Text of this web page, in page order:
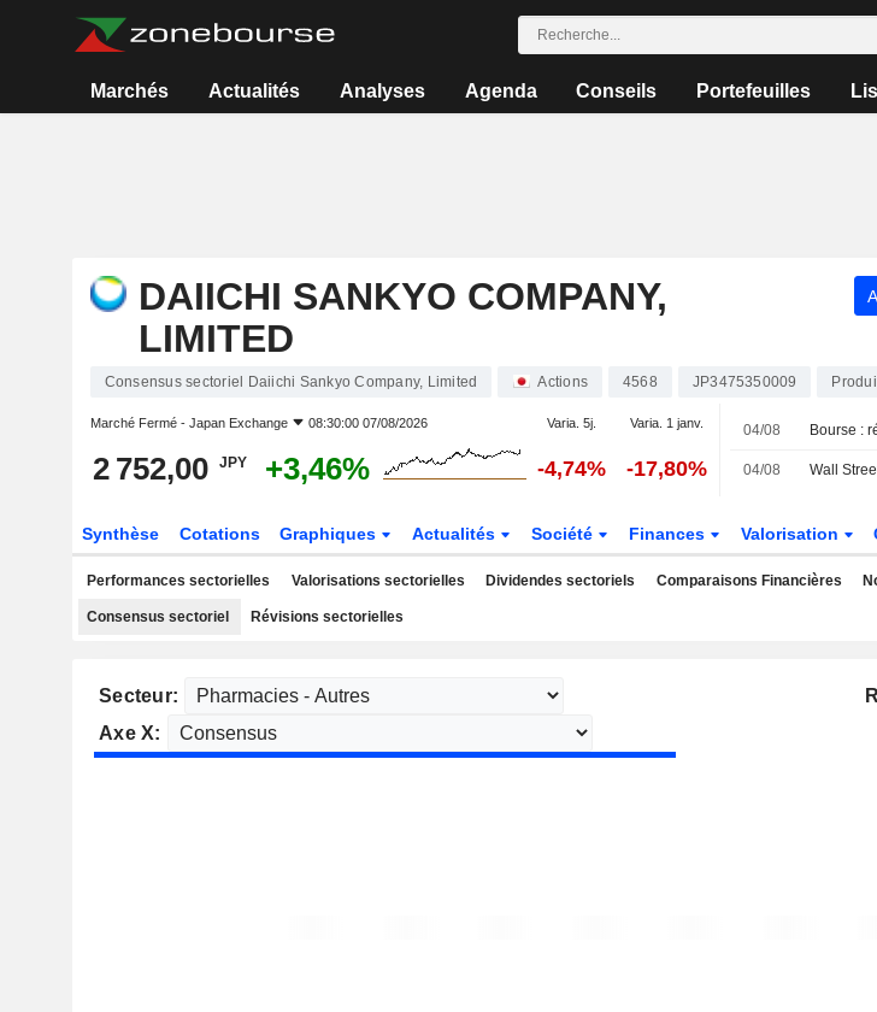
Marchés Actualités Analyses Agenda Conseils Portefeuilles
DAIICHI SANKYO COMPANY,
LIMITED
Consensus sectoriel Daiichi Sankyo Company, Limited Actions 4568 JP3475350009
Marché Fermé - Japan Exchange 08:30:00 07/08/2026 Varia. 5j. Varia. 1 janv.
2 752,00 JPY +3,46% -4,74% -17,80%
04/08
04/08 Wall
Synthèse Cotations Graphiques Actualités Société Finances Valorisation
Performances sectorielles Valorisations sectorielles Dividendes sectoriels Comparaisons Financières
Consensus sectoriel Révisions sectorielles
Secteur:
Axe X: